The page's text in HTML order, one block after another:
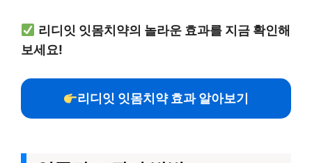
리디잇 잇몸치약의 놀라운 효과를 지금 확인해
보세요!
리디잇 잇몸치약 효과 알아보기